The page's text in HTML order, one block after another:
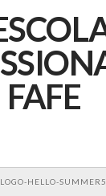
LOGO-HELLO-SUMMER5